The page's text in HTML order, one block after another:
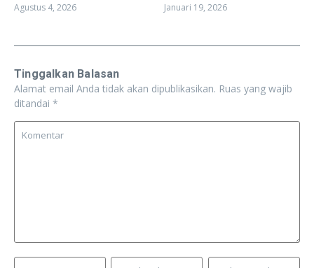
Agustus 4, 2026 Januari 19, 2026
Tinggalkan Balasan
Alamat email Anda tidak akan dipublikasikan. Ruas yang wajib
ditandai *